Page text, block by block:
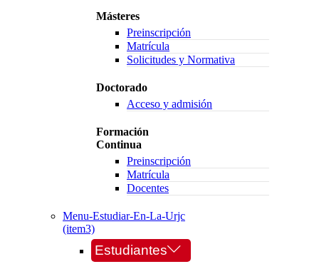
Másteres
Preinscripción
Matrícula
Solicitudes y Normativa
Doctorado
Acceso y admisión
Formación
Continua
Preinscripción
Matrícula
Docentes
Menu-Estudiar-En-La-Urjc
(item3)
Estudiantes